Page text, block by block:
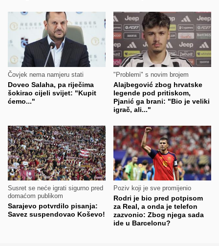
Čovjek nema namjeru stati
Doveo Salaha, pa riječima
šokirao cijeli svijet: "Kupit
ćemo..."
"Problemi" s novim brojem
Alajbegović zbog hrvatske
legende pod pritiskom,
Pjanić ga brani: "Bio je veliki
igrač, ali..."
Susret se neće igrati sigurno pred
domaćom publikom
Sarajevo potvrdilo pisanja:
Savez suspendovao Koševo!
Poziv koji je sve promijenio
Rodri je bio pred potpisom
za Real, a onda je telefon
zazvonio: Zbog njega sada
ide u Barcelonu?